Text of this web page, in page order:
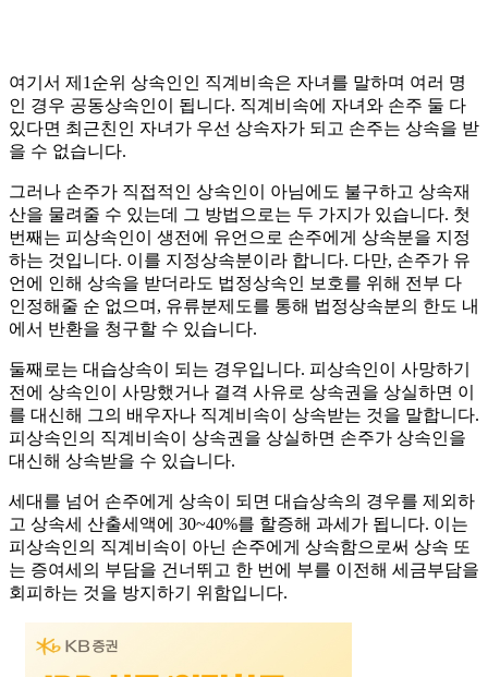
여기서 제1순위 상속인인 직계비속은 자녀를 말하며 여러 명
인 경우 공동상속인이 됩니다. 직계비속에 자녀와 손주 둘 다
있다면 최근친인 자녀가 우선 상속자가 되고 손주는 상속을 받
을 수 없습니다.
그러나 손주가 직접적인 상속인이 아님에도 불구하고 상속재
산을 물려줄 수 있는데 그 방법으로는 두 가지가 있습니다. 첫
번째는 피상속인이 생전에 유언으로 손주에게 상속분을 지정
하는 것입니다. 이를 지정상속분이라 합니다. 다만, 손주가 유
언에 인해 상속을 받더라도 법정상속인 보호를 위해 전부 다
인정해줄 순 없으며, 유류분제도를 통해 법정상속분의 한도 내
에서 반환을 청구할 수 있습니다.
둘째로는 대습상속이 되는 경우입니다. 피상속인이 사망하기
전에 상속인이 사망했거나 결격 사유로 상속권을 상실하면 이
를 대신해 그의 배우자나 직계비속이 상속받는 것을 말합니다.
피상속인의 직계비속이 상속권을 상실하면 손주가 상속인을
대신해 상속받을 수 있습니다.
세대를 넘어 손주에게 상속이 되면 대습상속의 경우를 제외하
고 상속세 산출세액에 30~40%를 할증해 과세가 됩니다. 이는
피상속인의 직계비속이 아닌 손주에게 상속함으로써 상속 또
는 증여세의 부담을 건너뛰고 한 번에 부를 이전해 세금부담을
회피하는 것을 방지하기 위함입니다.